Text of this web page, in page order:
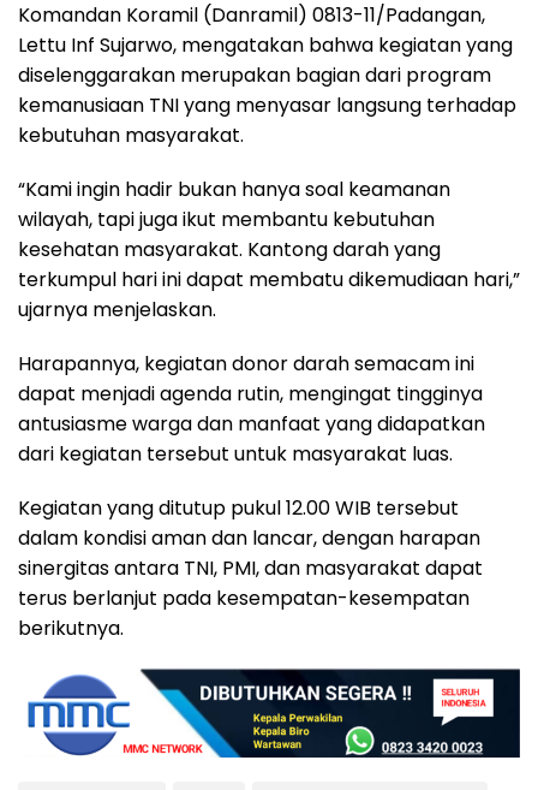
Komandan Koramil (Danramil) 0813-11/Padangan,
Lettu Inf Sujarwo, mengatakan bahwa kegiatan yang
diselenggarakan merupakan bagian dari program
kemanusiaan TNI yang menyasar langsung terhadap
kebutuhan masyarakat.
“Kami ingin hadir bukan hanya soal keamanan
wilayah, tapi juga ikut membantu kebutuhan
kesehatan masyarakat. Kantong darah yang
terkumpul hari ini dapat membatu dikemudiaan hari,”
ujarnya menjelaskan.
Harapannya, kegiatan donor darah semacam ini
dapat menjadi agenda rutin, mengingat tingginya
antusiasme warga dan manfaat yang didapatkan
dari kegiatan tersebut untuk masyarakat luas.
Kegiatan yang ditutup pukul 12.00 WIB tersebut
dalam kondisi aman dan lancar, dengan harapan
sinergitas antara TNI, PMI, dan masyarakat dapat
terus berlanjut pada kesempatan-kesempatan
berikutnya.